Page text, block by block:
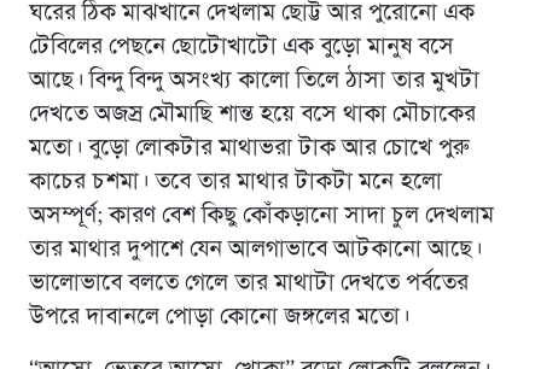
ঘরের ঠিক মাঝখানে দেখলাম ছোট্ট আর পুরোনো এক
টেবিলের পেছনে ছোটোখাটো এক বুড়ো মানুষ বসে
আছে। বিন্দু বিন্দু অসংখ্য কালো তিলে ঠাসা তার মুখটা
দেখতে অজস্র মৌমাছি শান্ত হয়ে বসে থাকা মৌচাকের
মতো। বুড়ো লোকটার মাথাভরা টাক আর চোখে পুরু
কাচের চশমা। তবে তার মাথার টাকটা মনে হলো
অসম্পূর্ণ; কারণ বেশ কিছু কোঁকড়ানো সাদা চুল দেখলাম
তার মাথার দুপাশে যেন আলগাভাবে আটকানো আছে।
ভালোভাবে বলতে গেলে তার মাথাটা দেখতে পর্বতের
উপরে দাবানলে পোড়া কোনো জঙ্গলের মতো।